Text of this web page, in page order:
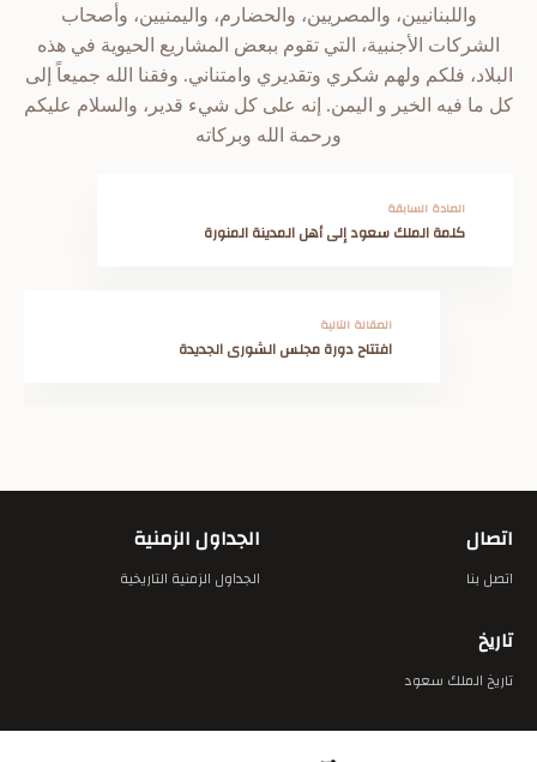
واللبنانيين، والمصريين، والحضارم، واليمنيين، وأصحاب
الشركات الأجنبية، التي تقوم ببعض المشاريع الحيوية في هذه
البلاد، فلكم ولهم شكري وتقديري وامتناني. وفقنا الله جميعاً إلى
كل ما فيه الخير و اليمن. إنه على كل شيء قدير، والسلام عليكم
ورحمة الله وبركاته
المادة السابقة
كلمة الملك سعود إلى أهل المدينة المنورة
المقالة التالية
افتتاح دورة مجلس الشورى الجديدة
اتصال
اتصل بنا
الجداول الزمنية
الجداول الزمنية التاريخية
تاريخ
تاريخ الملك سعود